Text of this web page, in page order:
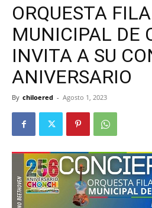
ORQUESTA
MUNICIPAL DE
INVITA A SU
ANIVERSARIO
By chiloered - Agosto 1, 2023